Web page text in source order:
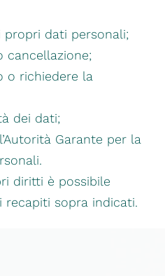
propri dati personali;
cancellazione;
o richiedere la
dei dati;
Garante per la
diritti è possibile
sopra indicati.